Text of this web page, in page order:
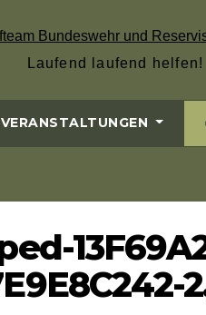
Bundeswehr und
Laufend laufend helfen!